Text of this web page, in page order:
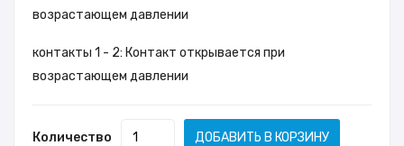
возрастающем давлении
контакты 1 - 2: Контакт открывается при
возрастающем давлении
Количество ДОБАВИТЬ В КОРЗИНУ